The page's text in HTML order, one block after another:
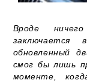
Вроде
обновленный
смог бы лишь
моменте,